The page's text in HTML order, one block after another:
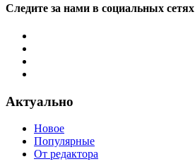
Следите за нами в социальных сетях
Актуально
Новое
Популярные
От редактора